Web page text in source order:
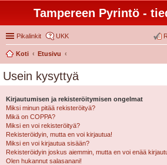
Tampereen Pyrintö -
Pikalinkit UKK
Koti
Etusivu
Usein kysyttyä
Kirjautumisen ja rekisteröitymisen ongelmat
Miksi minun pitää rekisteröityä?
Mikä on COPPA?
Miksi en voi rekisteröityä?
Rekisteröidyin, mutta en voi kirjautua!
Miksi en voi kirjautua sisään?
Rekisteröidyin joskus aiemmin, mutta en voi enää
Olen hukannut salasanani!